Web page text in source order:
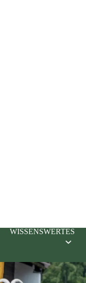
WISSENSWERTES